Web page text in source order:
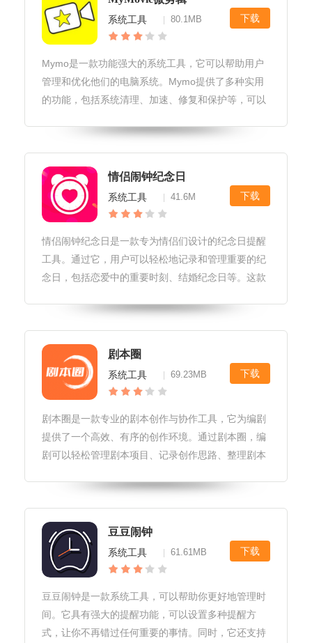
系统工具 80.1MB 下载
Mymo是一款功能强大的系统工具，它可以帮助用户
管理和优化他们的电脑系统。Mymo提供了多种实用
的功能，包括系统清理、加速、修复和保护等，可以
还具有简单易用的界面，使得用户可以轻松地使用它
的各种功能。总之，Mym
情侣闹钟纪念日
系统工具 41.6M 下载
情侣闹钟纪念日是一款专为情侣们设计的纪念日提醒
工具。通过它，用户可以轻松地记录和管理重要的纪
念日，包括恋爱中的重要时刻、结婚纪念日等。这款
纪念日到来前自动发送祝福短信，让爱人感受到温暖
和关怀。情侣闹钟纪念日软件更新
剧本圈
系统工具 69.23MB 下载
剧本圈是一款专业的剧本创作与协作工具，它为编剧
提供了一个高效、有序的创作环境。通过剧本圈，编
剧可以轻松管理剧本项目、记录创作思路、整理剧本
量。同时，剧本圈还提供了丰富的剧本模板和案例，
帮助新手编剧快速上手，成为专业的
豆豆闹钟
系统工具 61.61MB 下载
豆豆闹钟是一款系统工具，可以帮助你更好地管理时
间。它具有强大的提醒功能，可以设置多种提醒方
式，让你不再错过任何重要的事情。同时，它还支持